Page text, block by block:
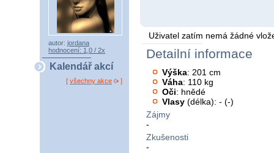
autor: jordana
hodnocení: 1,0 / 2x
Kalendář akcí
[ všechny akce ]
Uživatel zatím nemá žádné
Detailní informace
Výška: 201 cm
Váha: 110 kg
Oči: hnědé
Vlasy (délka): - (-)
Zájmy
-
Zkušenosti
-